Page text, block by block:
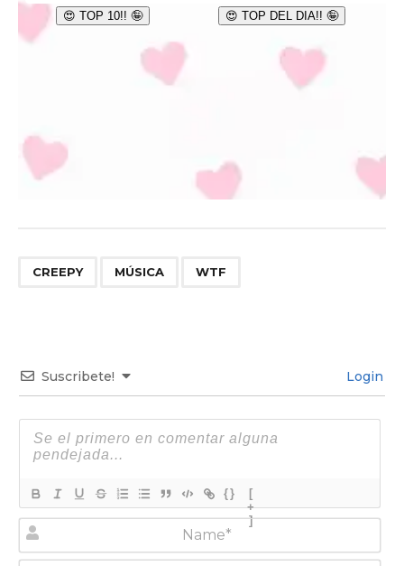
CREEPY MÚSICA WTF
Suscribete! Login
{}
[
+
]
N